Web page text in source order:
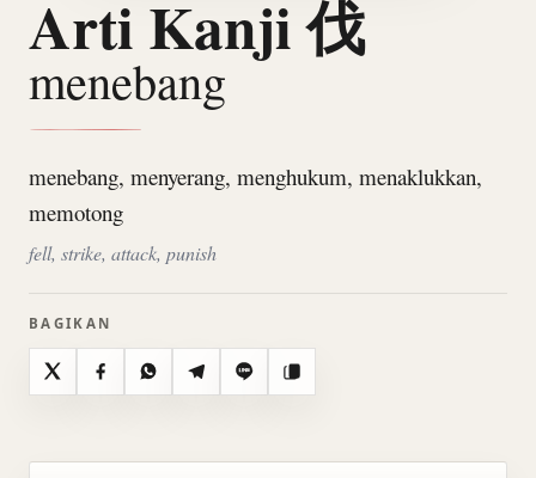
Arti Kanji 伐
menebang
menebang, menyerang, menghukum, menaklukkan,
memotong
fell, strike, attack, punish
BAGIKAN
X FacebookWhatsAppTelegramLine Salin